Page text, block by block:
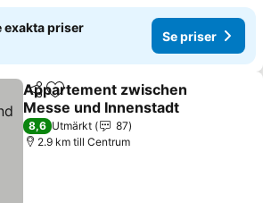
exakta priser
Se priser
Dela Lägg till i Mina Favoriter
Appartement zwischen
Messe und Innenstadt
8,6 Utmärkt
87
2.9 km till Centrum